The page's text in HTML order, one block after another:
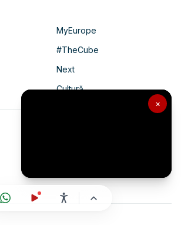
×
MyEurope
#TheCube
Next
Cultură